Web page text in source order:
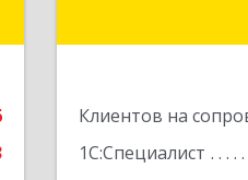
Клиентов на
1С:Специалист